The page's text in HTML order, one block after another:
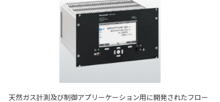
天然ガス計測及び制御アプリーケーション用に開発されたフロー